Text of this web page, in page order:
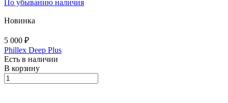
По убыванию наличия
Новинка
5 000 ₽
Phillex Deep Plus
Есть в наличии
В корзину